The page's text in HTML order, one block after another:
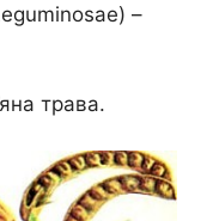
–
трава.